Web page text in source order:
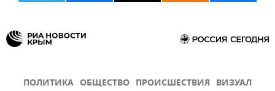
ПОЛИТИКА ОБЩЕСТВО ПРОИСШЕСТВИЯ ВИЗУАЛ